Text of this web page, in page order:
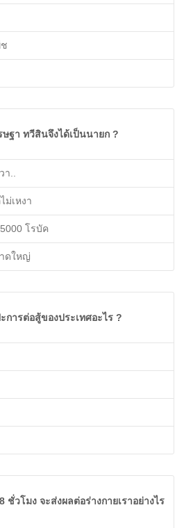
ษฐา ทวีสินจึงได้เป็นนายก ?
..
ม่เหงา
โรบัค
ดใหญ่
การต่อสู้ของประเทศอะไร ?
ชั่วโมง จะส่งผลต่อร่างกายเราอย่างไร